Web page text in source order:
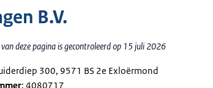
B.V.
deze pagina is gecontroleerd op 15 juli 2026
300, 9571 BS 2e Exloërmond
: 4080717